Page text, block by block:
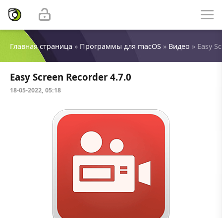
Главная страница » Программы для macOS » Видео » Easy
Easy Screen Recorder 4.7.0
18-05-2022, 05:18